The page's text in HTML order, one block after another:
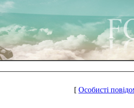
[ Особисті